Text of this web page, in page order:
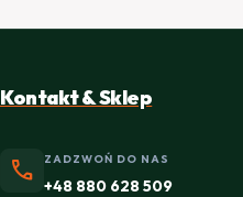
Kontakt & Sklep
phone ZADZWOŃ DO NAS
+48 880 628 509